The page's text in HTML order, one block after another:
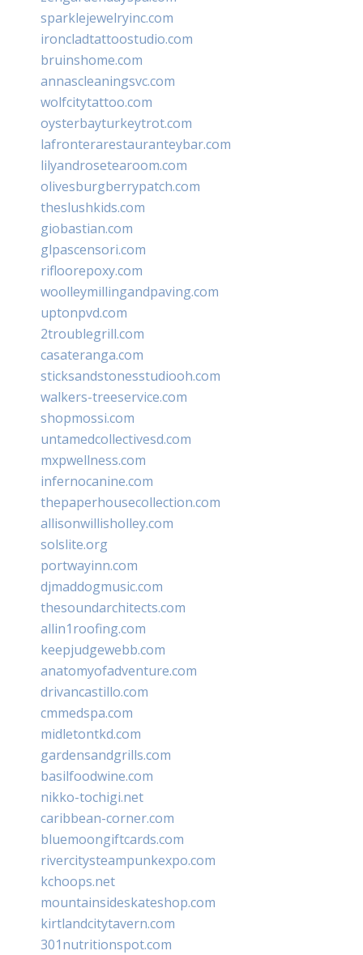
sparklejewelryinc.com
ironcladtattoostudio.com
bruinshome.com
annascleaningsvc.com
wolfcitytattoo.com
oysterbayturkeytrot.com
lafronterarestauranteybar.com
lilyandrosetearoom.com
olivesburgberrypatch.com
theslushkids.com
giobastian.com
glpascensori.com
rifloorepoxy.com
woolleymillingandpaving.com
uptonpvd.com
2troublegrill.com
casateranga.com
sticksandstonesstudiooh.com
walkers-treeservice.com
shopmossi.com
untamedcollectivesd.com
mxpwellness.com
infernocanine.com
thepaperhousecollection.com
allisonwillisholley.com
solslite.org
portwayinn.com
djmaddogmusic.com
thesoundarchitects.com
allin1roofing.com
keepjudgewebb.com
anatomyofadventure.com
drivancastillo.com
cmmedspa.com
midletontkd.com
gardensandgrills.com
basilfoodwine.com
nikko-tochigi.net
caribbean-corner.com
bluemoongiftcards.com
rivercitysteampunkexpo.com
kchoops.net
mountainsideskateshop.com
kirtlandcitytavern.com
301nutritionspot.com